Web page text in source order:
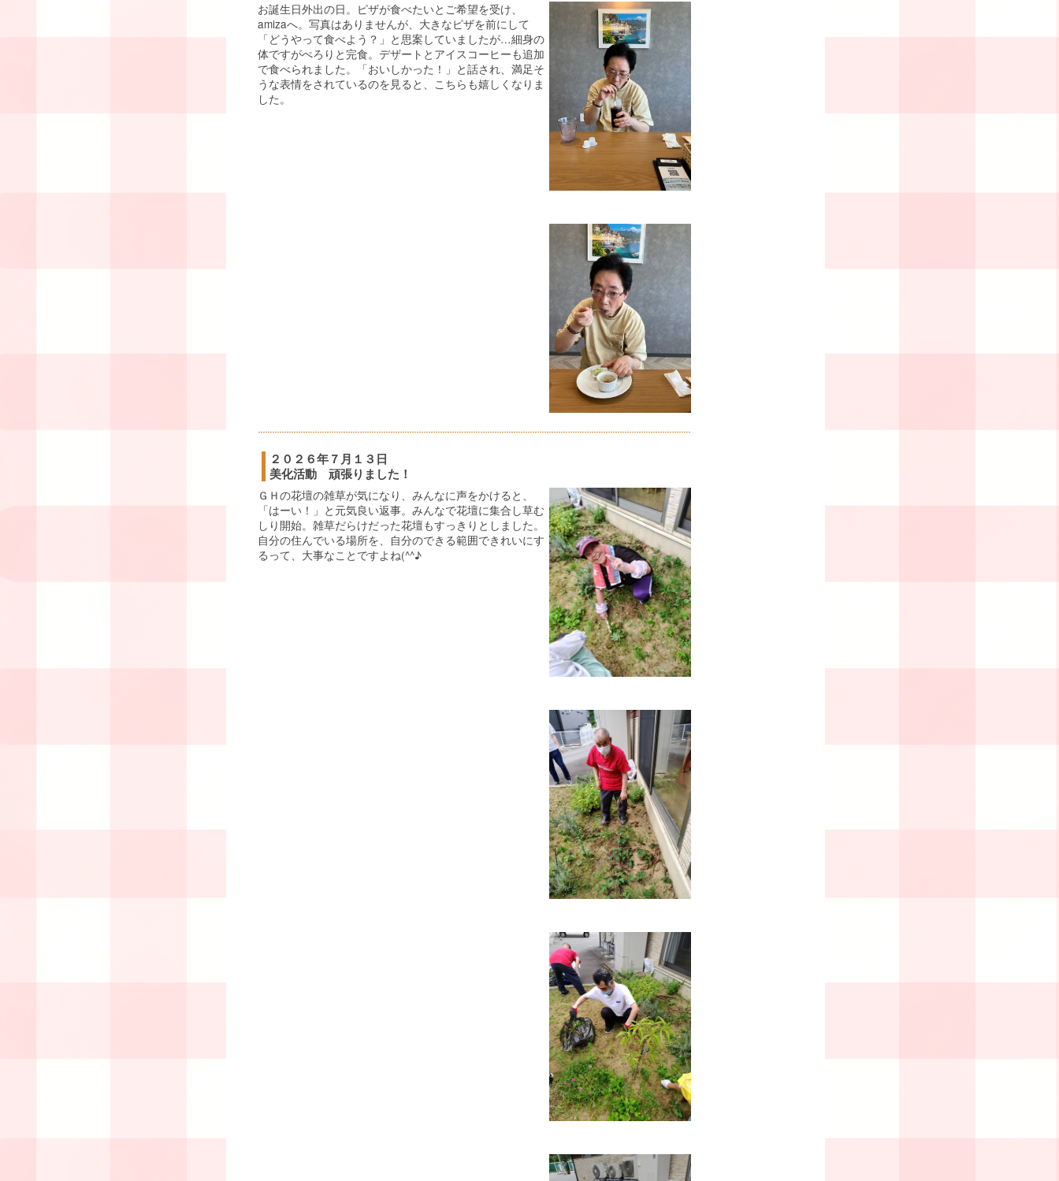
お誕生日外出の日。ピザが食べたいとご希望を受け、
amizaへ。写真はありませんが、大きなピザを前にして
「どうやって食べよう？」と思案していましたが…細身の
体ですがぺろりと完食。デザートとアイスコーヒーも追加
で食べられました。「おいしかった！」と話され、満足そ
うな表情をされているのを見ると、こちらも嬉しくなりま
した。
２０２６年７月１３日
美化活動 頑張りました！
ＧＨの花壇の雑草が気になり、みんなに声をかけると、
「はーい！」と元気良い返事。みんなで花壇に集合し草む
しり開始。雑草だらけだった花壇もすっきりとしました。
自分の住んでいる場所を、自分のできる範囲できれいにす
るって、大事なことですよね(^^♪